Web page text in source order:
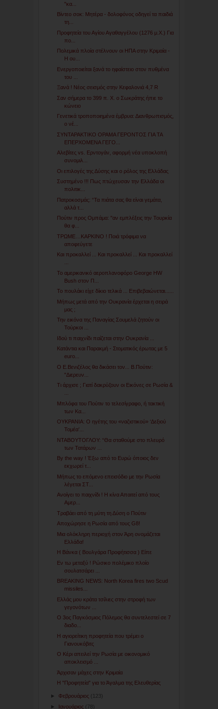
"κα...
Βίντεο σοκ: Μητέρα - δολοφόνος οδηγεί τα παιδιά
τη...
Προφητεία του Αγίου Αγαθαγγέλου (1276 μ.Χ.) Για
πο...
Πολεμικά πλοία στέλνουν οι ΗΠΑ στην Κριμαία -
Η ου...
Ενεργοποιείται ξανά το ηφαίστειο στον πυθμένα
του ...
Ξανά ! Νέος σεισμός στην Κεφαλονιά 4,7 R
Σαν σήμερα το 399 π. Χ. ο Σωκράτης ήπιε το
κώνειο
Γενετικά τροποποιημένα έμβρυα: Διανθρωπισμός,
ο νέ...
ΣΥΝΤΑΡΑΚΤΙΚΟ ΟΡΑΜΑ ΓΕΡΟΝΤΟΣ ΓΙΑ ΤΑ
ΕΠΕΡΧΟΜΕΝΑ ΓΕΓΟ...
Αλεβίτες vs. Ερντογάν, αφορμή νέα υποκλοπή
συνομιλ...
Οι επιλογές της Δύσης και ο ρόλος της Ελλάδας
Συστημένο !!! Πως πτώχευσαν την Ελλάδα οι
πολιτικ...
Πατροκοσμάς: “Τα πιάτα σας θα είναι γεμάτα,
αλλά τ...
Πούτιν προς Ομπάμα: "αν εμπλέξεις την Τουρκία
θα φ...
ΤΡΩΜΕ…ΚΑΡΚΙΝΟ ! Ποιά τρόφιμα να
αποφεύγετε
Και προκαλλεί ... Και προκαλλεί ... Και προκαλλεί
...
Το αμερικανικό αεροπλανοφόρο George HW
Bush στον Π...
Το πουλάκι είχε δίκιο τελικά ... Επιβεβαιώνεται......
Μήπως μετά από την Ουκρανία έρχεται η σειρά
μας ;
Την εικόνα της Παναγίας Σουμελά ζητούν οι
Τούρκοι ...
Ιδού τι παιχνίδι παίζεται στην Ουκρανία ...
Κατάντια και Παρακμή - Στοματικός έρωτας με 5
euro...
Ο E.Bενιζέλος θα δικάσει τον... Β.Πούτιν:
"Διερευν...
Tι άρχισε ; Γιατί δακρύζουν οι Εικόνες σε Ρωσία &
...
Μπλόφα του Πούτιν το τελεσίγραφο, ή τακτική
των Κα...
ΟΥΚΡΑΝΙΑ: Ο ηγέτης του «ναζιστικού» ‘Δεξιού
Τομέα’...
ΝΤΑΒΟΥΤΟΓΛΟΥ: “Θα σταθούμε στο πλευρό
των Τατάρων ...
By the way ! Έξω από το Ευρώ όποιος δεν
εκχωρεί τ...
Μήπως το επόμενο επεισόδιο με την Ρωσία
λέγεται ΣΤ...
Ανοίγει το παιχνίδι ! Η κίνα Απαιτεί από τους
Αμερ...
Τραβάει από τη μύτη τη Δύση ο Πούτιν
Αποχώρησε η Ρωσία από τους G8!
Μια ολόκληρη περιοχή στον Άρη ονομάζεται
Ελλάδα!
Η Βάνκα ( Βουλγάρα Προφήτισσα ) Είπε
Εν τω μεταξύ ! Ρώσικο πολέμικο πλοίο
σουλατσάρει ...
BREAKING NEWS: North Korea fires two Scud
missiles...
Ελλάς μου κράτα τσίλιες στην στροφή των
γεγονότων ...
Ο 3ος Παγκόσμιος Πόλεμος θα συντελεστεί σε 7
διαδο...
Η αγιορείτικη προφητεία που τρέμει ο
Γιανουκόβιτς
Ο Κέρι απειλεί την Ρωσία με οικονομικό
αποκλεισμό ...
Άρχισαν μάχες στην Κριμαία
Η "Προφητεία" για το Άγαλμα της Ελευθερίας
► Φεβρουάριος (123)
► Ιανουάριος (78)